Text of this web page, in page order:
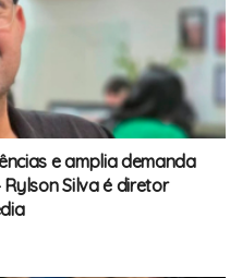
e amplia demanda
Silva é diretor